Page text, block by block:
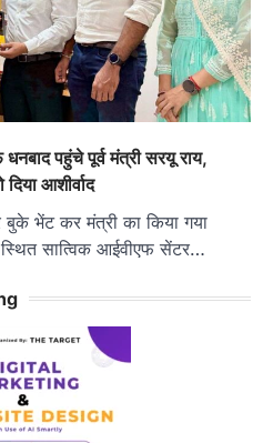
पहुंचे पूर्व मंत्री सरयू राय,
आशीर्वाद
भेंट कर मंत्री का किया गया
सात्विक आईवीएफ सेंटर…